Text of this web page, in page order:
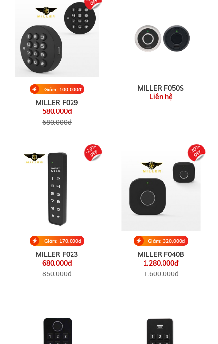
Giảm: 100,000đ
MILLER F029
580.000đ
680.000đ
MILLER F050S
Liên hệ
Giảm: 170,000đ
MILLER F023
680.000đ
850.000đ
-20%
Giảm: 320,000đ
MILLER F040B
1.280.000đ
1.600.000đ
-20%